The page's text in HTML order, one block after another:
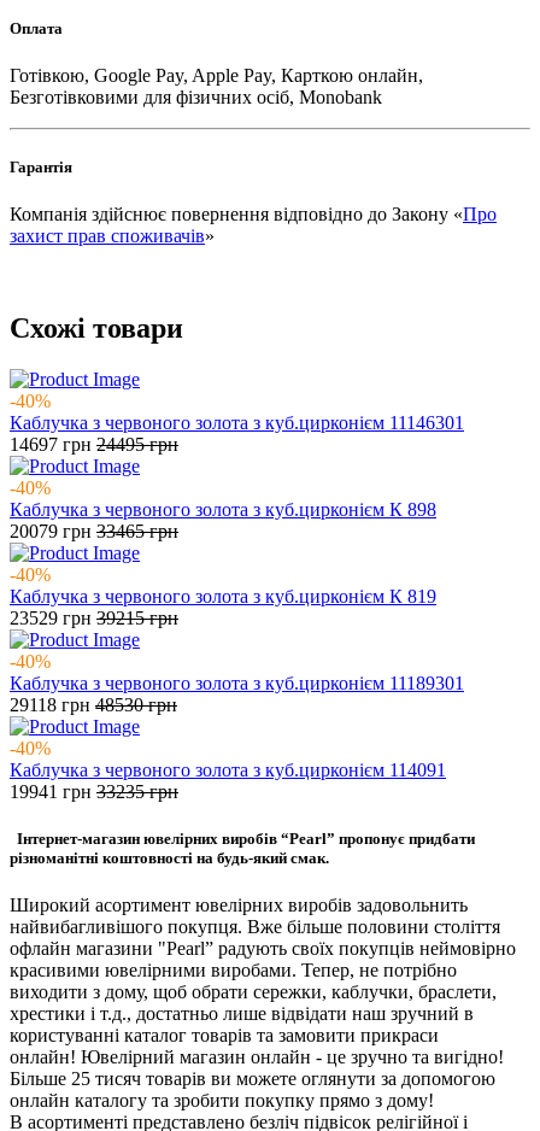
Оплата
Готівкою, Google Pay, Apple Pay, Карткою онлайн,
Безготівковими для фізичних осіб, Monobank
Гарантія
Компанія здійснює повернення відповідно до Закону «Про
захист прав споживачів»
Схожі товари
-40%
Каблучка з червоного золота з куб.цирконієм 11146301
14697 грн 24495грн
-40%
Каблучка з червоного золота з куб.цирконієм К 898
20079 грн 33465грн
-40%
Каблучка з червоного золота з куб.цирконієм К 819
23529 грн 39215грн
-40%
Каблучка з червоного золота з куб.цирконієм 11189301
29118 грн 48530грн
-40%
Каблучка з червоного золота з куб.цирконієм 114091
19941 грн 33235грн
Інтернет-магазин ювелірних виробів “Pearl” пропонує придбати
різноманітні коштовності на будь-який смак.
Широкий асортимент ювелірних виробів задовольнить
найвибагливішого покупця. Вже більше половини століття
офлайн магазини "Pearl” радують своїх покупців неймовірно
красивими ювелірними виробами. Тепер, не потрібно
виходити з дому, щоб обрати сережки, каблучки, браслети,
хрестики і т.д., достатньо лише відвідати наш зручний в
користуванні каталог товарів та замовити прикраси
онлайн! Ювелірний магазин онлайн - це зручно та вигідно!
Більше 25 тисяч товарів ви можете оглянути за допомогою
онлайн каталогу та зробити покупку прямо з дому!
В асортименті представлено безліч підвісок релігійної і